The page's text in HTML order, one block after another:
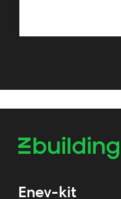
Enev-kit